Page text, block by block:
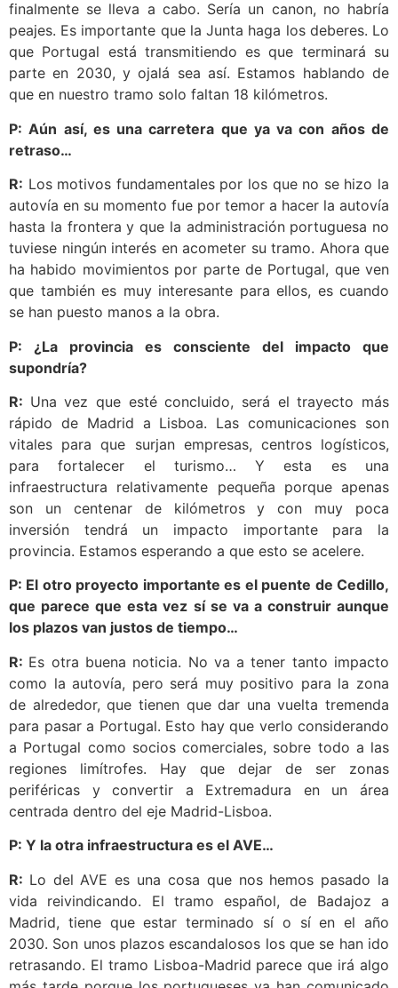
finalmente se lleva a cabo. Sería un canon, no habría
peajes. Es importante que la Junta haga los deberes. Lo
que Portugal está transmitiendo es que terminará su
parte en 2030, y ojalá sea así. Estamos hablando de
que en nuestro tramo solo faltan 18 kilómetros.
P: Aún así, es una carretera que ya va con años de
retraso…
R: Los motivos fundamentales por los que no se hizo la
autovía en su momento fue por temor a hacer la autovía
hasta la frontera y que la administración portuguesa no
tuviese ningún interés en acometer su tramo. Ahora que
ha habido movimientos por parte de Portugal, que ven
que también es muy interesante para ellos, es cuando
se han puesto manos a la obra.
P: ¿La provincia es consciente del impacto que
supondría?
R: Una vez que esté concluido, será el trayecto más
rápido de Madrid a Lisboa. Las comunicaciones son
vitales para que surjan empresas, centros logísticos,
para fortalecer el turismo… Y esta es una
infraestructura relativamente pequeña porque apenas
son un centenar de kilómetros y con muy poca
inversión tendrá un impacto importante para la
provincia. Estamos esperando a que esto se acelere.
P: El otro proyecto importante es el puente de Cedillo,
que parece que esta vez sí se va a construir aunque
los plazos van justos de tiempo…
R: Es otra buena noticia. No va a tener tanto impacto
como la autovía, pero será muy positivo para la zona
de alrededor, que tienen que dar una vuelta tremenda
para pasar a Portugal. Esto hay que verlo considerando
a Portugal como socios comerciales, sobre todo a las
regiones limítrofes. Hay que dejar de ser zonas
periféricas y convertir a Extremadura en un área
centrada dentro del eje Madrid-Lisboa.
P: Y la otra infraestructura es el AVE…
R: Lo del AVE es una cosa que nos hemos pasado la
vida reivindicando. El tramo español, de Badajoz a
Madrid, tiene que estar terminado sí o sí en el año
2030. Son unos plazos escandalosos los que se han ido
retrasando. El tramo Lisboa-Madrid parece que irá algo